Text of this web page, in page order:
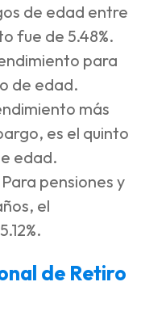
de edad entre
fue de 5.48%.
para
de edad.
más
es el quinto
edad.
Para pensiones y
el
de Retiro